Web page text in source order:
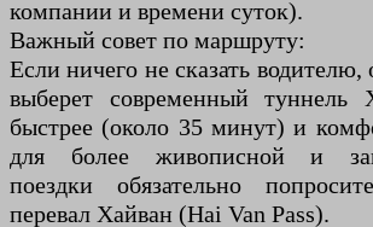
компании и времени суток).
Важный совет по маршруту:
Если ничего не сказать водителю,
выберет современный
быстрее (около 35 минут) и
для более живописной и
поездки обязательно
перевал Хайван (Hai Van Pass).